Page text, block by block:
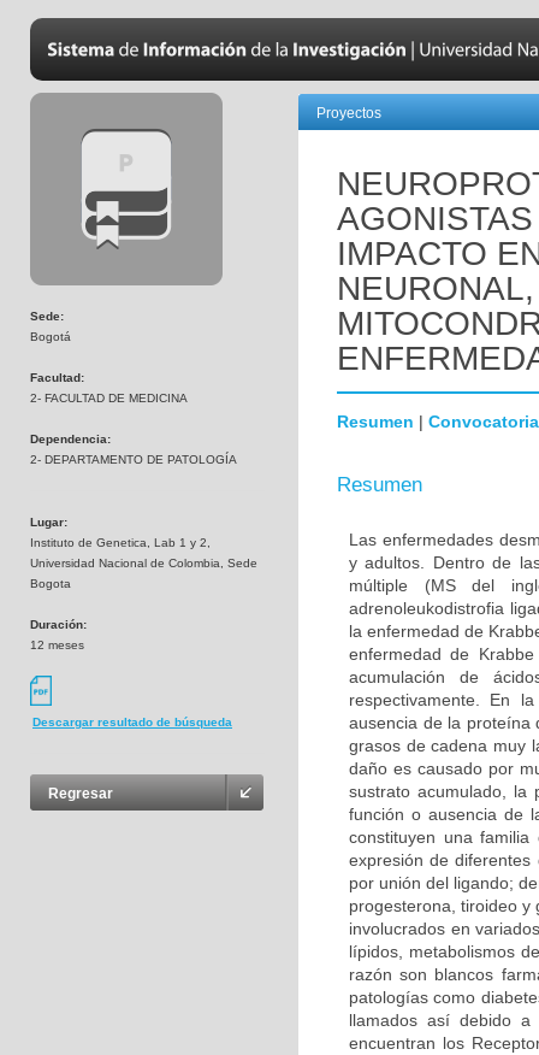
Sede:
Bogotá
Facultad:
2- FACULTAD DE MEDICINA
Dependencia:
2- DEPARTAMENTO DE PATOLOGÍA
Lugar:
Instituto de Genetica, Lab 1 y 2,
Universidad Nacional de Colombia, Sede
Bogota
Duración:
12 meses
Descargar resultado de búsqueda
Regresar
Proyectos
IMPACTO
Resumen | Convocatoria
Resumen
Las enfermedades
y adultos. Dentro de
múltiple (MS del
adrenoleukodistrofia
la enfermedad de
enfermedad de
acumulación de
respectivamente. En
ausencia de la proteína
grasos de cadena muy
daño es causado por
sustrato acumulado, la
función o ausencia de
constituyen una
expresión de
por unión del ligando;
progesterona, tiroideo y
involucrados en
lípidos, metabolismos
razón son blancos
patologías como
llamados así debido
encuentran los